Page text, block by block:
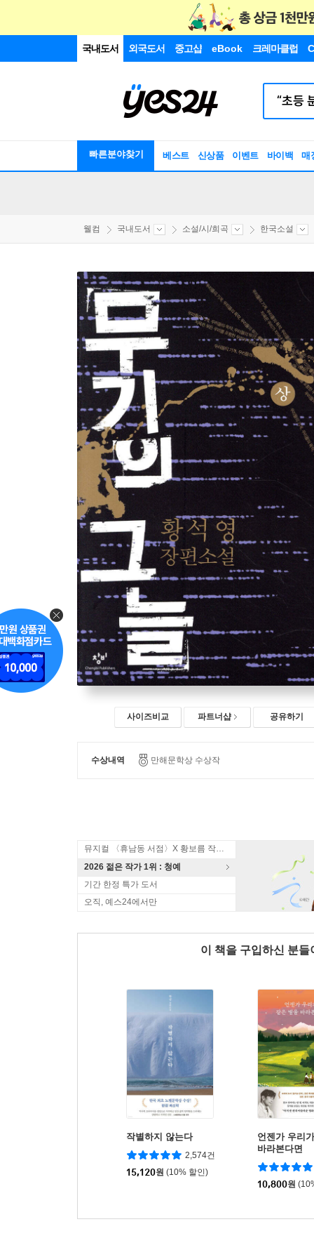
국내도서 외국도서 중고샵 eBook 크레마클럽
빠른분야찾기 베스트 신상품 이벤트 바이백 매
웰컴 국내도서 소설/시/희곡 한국소설
사이즈비교 파트너샵 공유하기
수상내역 만해문학상 수상작
뮤지컬 〈휴남동 서점〉X 황보름 작가 북토크
2026 젊은 작가 1위 : 청예
기간 한정 특가 도서
오직, 예스24에서만
이 책을 구입하신 분
작별하지 않는다
2,574건
15,120원 (10% 할인)
언젠가 우리
바라본다면
10,800원